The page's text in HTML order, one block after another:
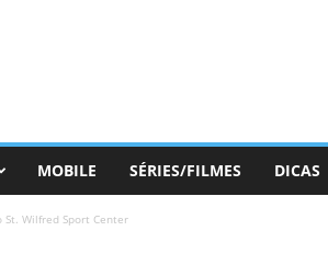
MOBILE SÉRIES/FILMES DICAS
Wilfred Sport Center